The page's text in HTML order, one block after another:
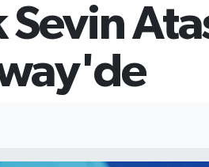
Sevin